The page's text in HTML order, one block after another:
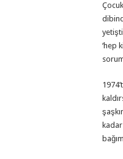
‘hep